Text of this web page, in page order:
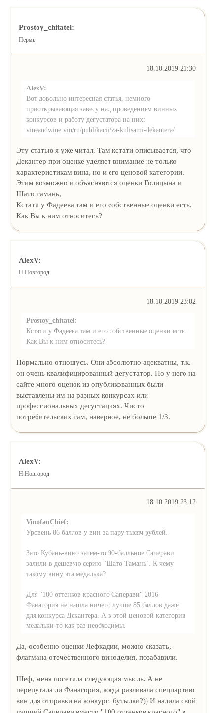
Prostoy_chitatel:
Пермь
18.10.2019 21:30
AlexV:
Вот довольно интересная статья, немного
приоткрывающая завесу над проведением винных
конкурсов и работу дегустатора на них:
vineandwine.vin/ru/publikacii/za-kulisami-dekantera/
Эту статью я уже читал. Там кстати описывается, что
Декантер при оценке уделяет внимание не только
характеристикам вина, но и его ценовой категории.
Этим возможно и объясняются оценки Голицына и
Шато тамань,
Кстати у Фадеева там и его собственные оценки есть.
Как Вы к ним относитесь?
AlexV:
Н.Новгород
18.10.2019 23:02
Prostoy_chitatel:
Кстати у Фадеева там и его собственные оценки есть.
Как Вы к ним относитесь?
Нормально отношусь. Они абсолютно адекватны, т.к.
он очень квалифицированный дегустатор. Но у него на
сайте много оценок из опубликованных были
выставлены им на разных конкурсах или
профессиональных дегустациях. Чисто
потребительских там, наверное, не больше 1/3.
AlexV:
Н.Новгород
18.10.2019 23:12
VinofanChief:
Уровень 86 баллов у вин за пару тысяч рублей.
Зато Кубань-вино зачем-то 90-балльное Саперави
залили в дешевую серию "Шато Тамань". К чему
такому вину эта медалька?
Для "100 оттенков красного Саперави" 2016
Фанагория не нашла ничего лучше 85 баллов даже
для конкурса Декантера. А в этой ценовой категории
медальки-то как раз необходимы.
Да, особенно оценки Лефкадии, можно сказать,
флагмана отечественного виноделия, позабавили.
Шеф, меня посетила следующая мысль. А не
перепутала ли Фанагория, когда разливала спецпартию
вин для отправки на конкурс, бутылки?)) И налила свой